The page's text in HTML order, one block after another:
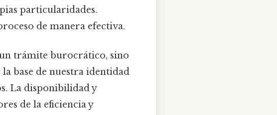
particularidades.
de manera efectiva.
trámite burocrático, sino
base de nuestra identidad
La disponibilidad y
de la eficiencia y